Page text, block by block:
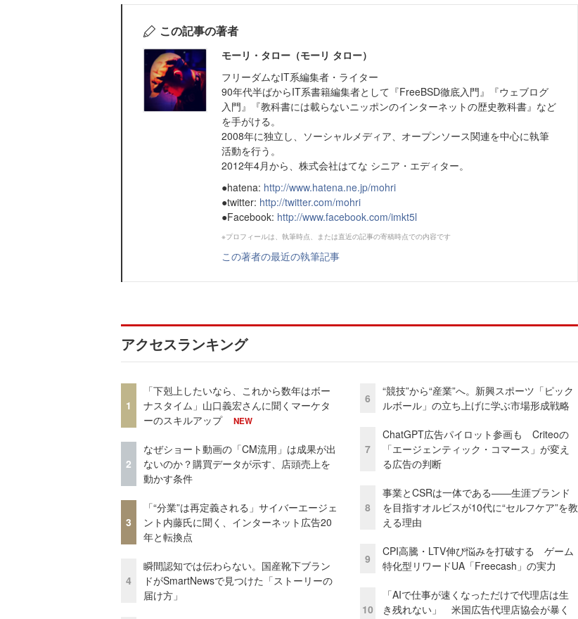
この記事の著者
モーリ・タロー（モーリ タロー）
フリーダムなIT系編集者・ライター
90年代半ばからIT系書籍編集者として『FreeBSD徹底入門』『ウェブログ
入門』『教科書には載らないニッポンのインターネットの歴史教科書』など
を手がける。
2008年に独立し、ソーシャルメディア、オープンソース関連を中心に執筆
活動を行う。
2012年4月から、株式会社はてな シニア・エディター。
●hatena: http://www.hatena.ne.jp/mohri
●twitter: http://twitter.com/mohri
●Facebook: http://www.facebook.com/imkt5l
※プロフィールは、執筆時点、または直近の記事の寄稿時点での内容です
この著者の最近の執筆記事
アクセスランキング
1
「下剋上したいなら、これから数年はボー
ナスタイム」山口義宏さんに聞くマーケタ
ーのスキルアップ
NEW
2
なぜショート動画の「CM流用」は成果が出
ないのか？購買データが示す、店頭売上を
動かす条件
3
「“分業”は再定義される」サイバーエージェ
ント内藤氏に聞く、インターネット広告20
年と転換点
4
瞬間認知では伝わらない。国産靴下ブラン
ドがSmartNewsで見つけた「ストーリーの
届け方」
6
“競技”から“産業”へ。新興スポーツ「ピック
ルボール」の立ち上げに学ぶ市場形成戦略
7
ChatGPT広告パイロット参画も Criteoの
「エージェンティック・コマース」が変え
る広告の判断
8
事業とCSRは一体である――生涯ブランド
を目指すオルビスが10代に“セルフケア”を教
える理由
9
CPI高騰・LTV伸び悩みを打破する ゲーム
特化型リワードUA「Freecash」の実力
10
「AIで仕事が速くなっただけで代理店は生
き残れない」 米国広告代理店協会が暴く